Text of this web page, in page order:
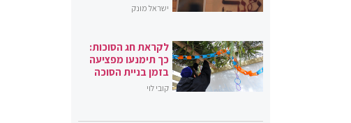
ישראל מונק
לקראת חג הסוכות:
כך תימנעו מפציעה
בזמן בניית הסוכה
קובי לוי